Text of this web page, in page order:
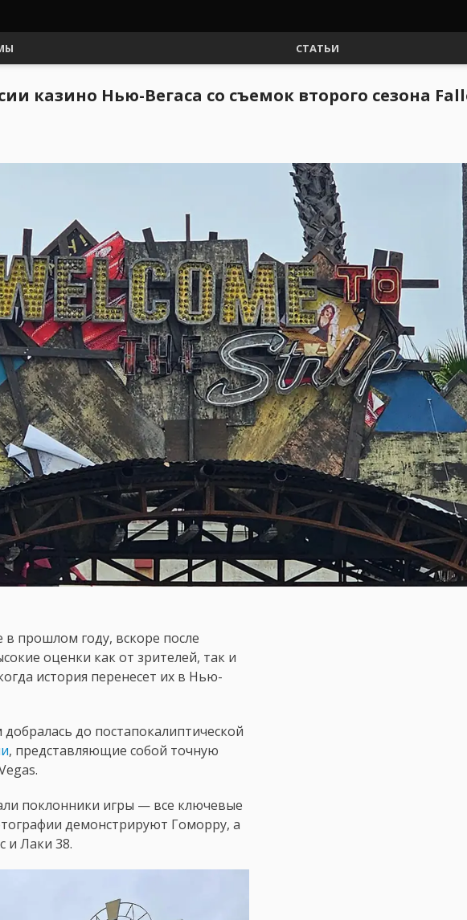
СТАТЬИ
казино Нью-Вегаса со съемок второго сезона
прошлом году, вскоре после
оценки как от зрителей, так и
история перенесет их в Нью-
до постапокалиптической
, представляющие собой точную
поклонники игры — все ключевые
демонстрируют Гоморру, а
и Лаки 38.